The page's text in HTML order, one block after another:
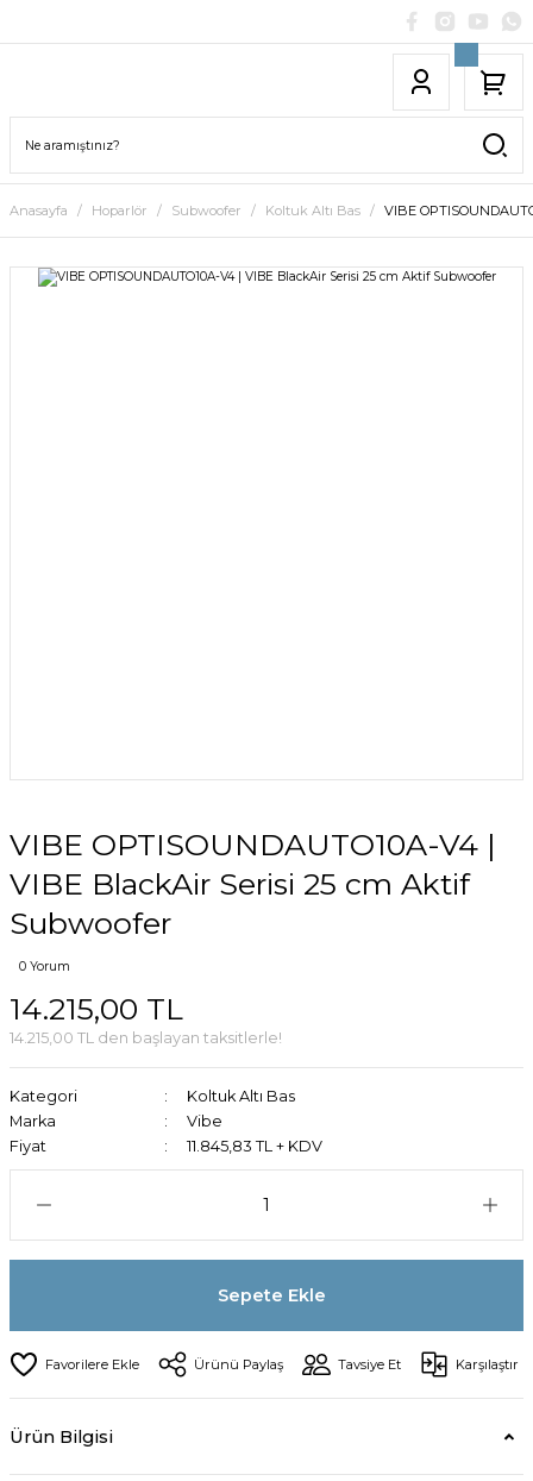
Anasayfa Hoparlör Subwoofer Koltuk Altı Bas VIBE
VIBE OPTISOUNDAUTO10A-V4 |
VIBE BlackAir Serisi 25 cm Aktif
Subwoofer
0 Yorum
14.215,00 TL
14.215,00 TL den başlayan taksitlerle!
Kategori
Koltuk Altı Bas
Marka
Vibe
Fiyat
11.845,83 TL + KDV
Sepete Ekle
Ürünü Paylaş Tavsiye Et Karşılaştır
Ürün Bilgisi